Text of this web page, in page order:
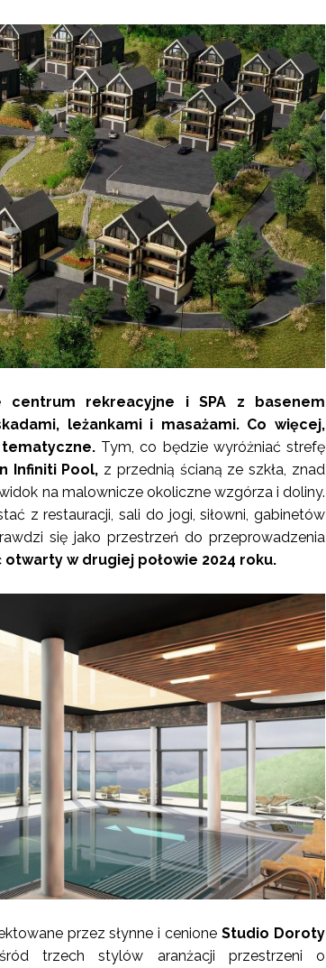
centrum rekreacyjne i SPA z basenem
leżankami i masażami. Co więcej,
Tym, co będzie wyróżniać strefę
Infiniti Pool, z przednią ścianą ze szkła, znad
na malownicze okoliczne wzgórza i doliny.
z restauracji, sali do jogi, siłowni, gabinetów
się jako przestrzeń do przeprowadzenia
w drugiej połowie 2024 roku.
przez słynne i cenioneStudio Doroty
trzech stylów aranżacji przestrzeni o